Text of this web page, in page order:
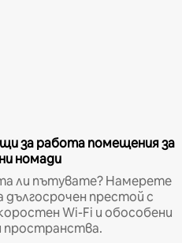
за работа помещения за
номади
ли пътувате? Намерете
дългосрочен престой с
Wi-Fi и обособени
пространства.